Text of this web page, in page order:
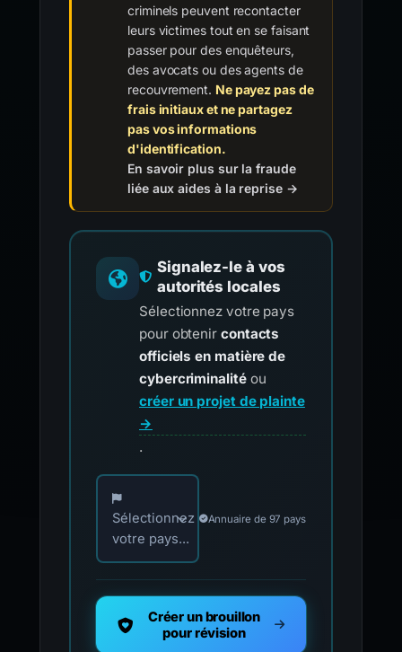
criminels peuvent recontacter
leurs victimes tout en se faisant
passer pour des enquêteurs,
des avocats ou des agents de
recouvrement. Ne payez pas de
frais initiaux et ne partagez
pas vos informations
d'identification.
En savoir plus sur la fraude
liée aux aides à la reprise →
Signalez-le à vos
autorités locales
Sélectionnez votre pays
pour obtenir contacts
officiels en matière de
cybercriminalitéou
créer un projet de plainte
→
.
Choisissez votre pays pour les contacts
Sélectionnez
votre pays...
Annuaire de 97 pays
Créer un brouillon
pour révision